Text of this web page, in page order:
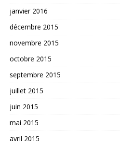
janvier 2016
décembre 2015
novembre 2015
octobre 2015
septembre 2015
juillet 2015
juin 2015
mai 2015
avril 2015